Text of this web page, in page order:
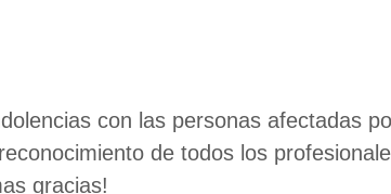
con las personas afectadas
de todos los
gracias!